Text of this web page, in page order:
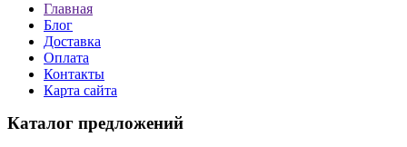
Главная
Блог
Доставка
Оплата
Контакты
Карта сайта
Каталог предложений